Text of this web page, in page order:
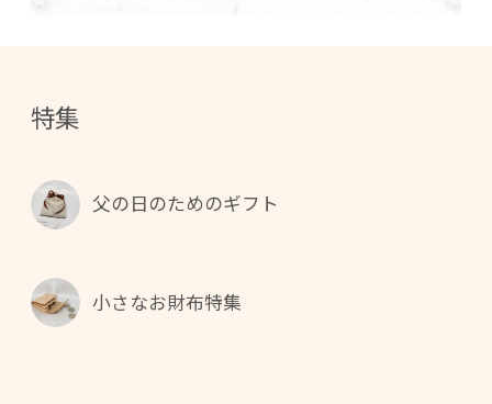
特集
父の日のためのギフト
小さなお財布特集